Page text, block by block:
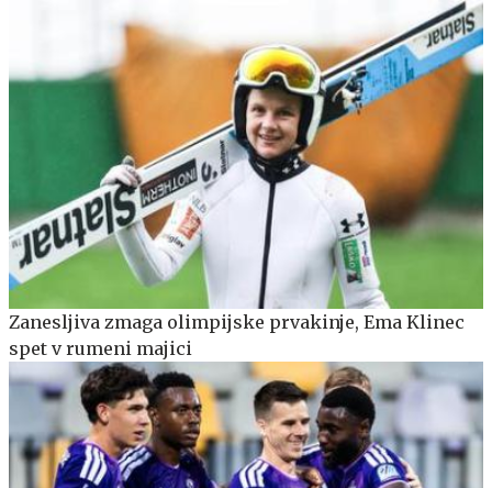
Zanesljiva zmaga olimpijske prvakinje, Ema Klinec
spet v rumeni majici